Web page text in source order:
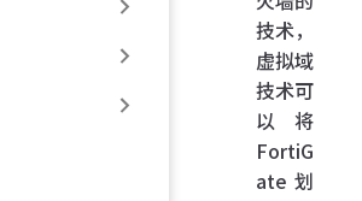
技术，
虚拟域
技术可
以将
FortiG
ate 划